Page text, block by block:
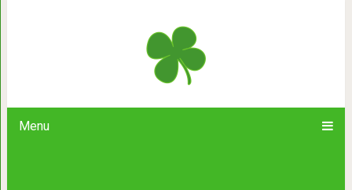
Menu
Даже электрики не могли